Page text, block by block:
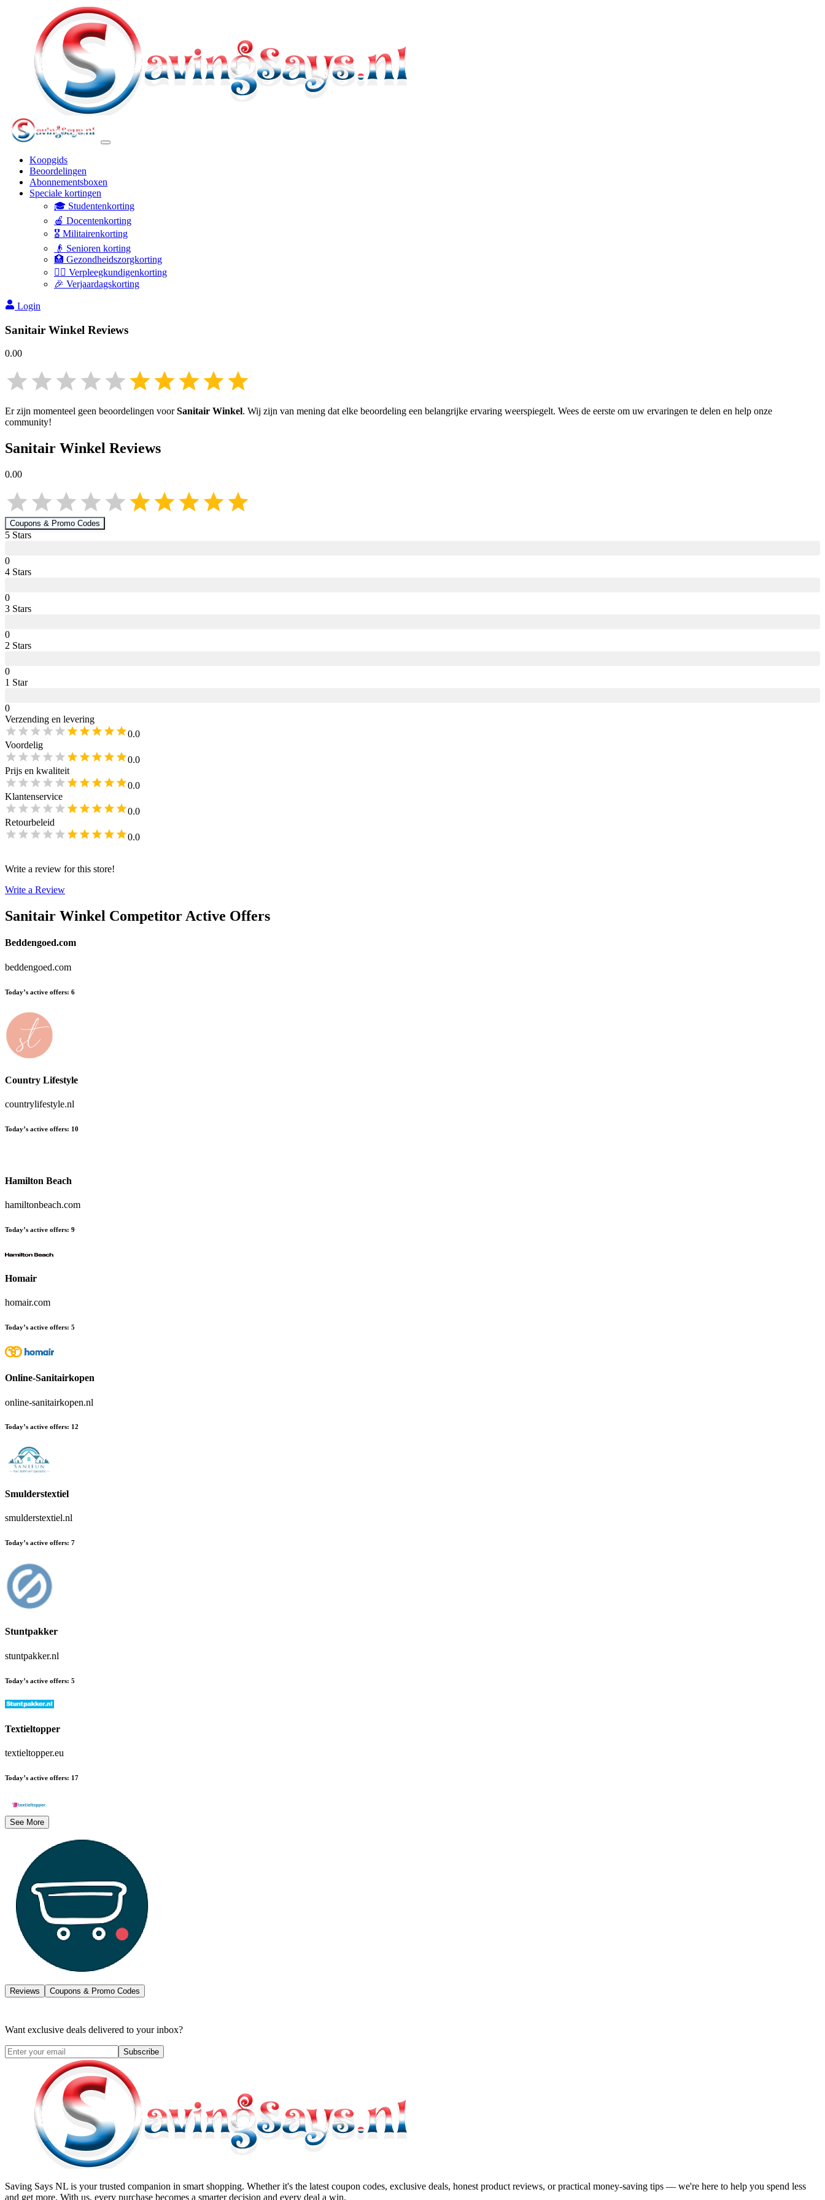
Koopgids
Beoordelingen
Abonnementsboxen
Speciale kortingen
🎓 Studentenkorting
🍎 Docentenkorting
🎖️ Militairenkorting
👴 Senioren korting
🏥 Gezondheidszorgkorting
👩‍⚕️ Verpleegkundigenkorting
🎉 Verjaardagskorting
Login
Sanitair Winkel Reviews
0.00
Er zijn momenteel geen beoordelingen voorSanitair Winkel. Wij zijn van mening dat elke beoordeling een belangrijke ervaring weerspiegelt. Wees de eerste om uw ervaringen te delen en help onze
community!
Sanitair Winkel Reviews
0.00
Coupons & Promo Codes
5 Stars
0
4 Stars
0
3 Stars
0
2 Stars
0
1 Star
0
Verzending en levering
0.0
Voordelig
0.0
Prijs en kwaliteit
0.0
Klantenservice
0.0
Retourbeleid
0.0
Write a review for this store!
Write a Review
Sanitair Winkel Competitor Active Offers
Beddengoed.com
beddengoed.com
Today’s active offers: 6
Country Lifestyle
countrylifestyle.nl
Today’s active offers: 10
Hamilton Beach
hamiltonbeach.com
Today’s active offers: 9
Homair
homair.com
Today’s active offers: 5
Online-Sanitairkopen
online-sanitairkopen.nl
Today’s active offers: 12
Smulderstextiel
smulderstextiel.nl
Today’s active offers: 7
Stuntpakker
stuntpakker.nl
Today’s active offers: 5
Textieltopper
textieltopper.eu
Today’s active offers: 17
See More
Reviews Coupons & Promo Codes
Want exclusive deals delivered to your inbox?
Subscribe
Saving Says NL is your trusted companion in smart shopping. Whether it's the latest coupon codes, exclusive deals, honest product reviews, or practical money-saving tips — we're here to help you spend less
and get more. With us, every purchase becomes a smarter decision and every deal a win.